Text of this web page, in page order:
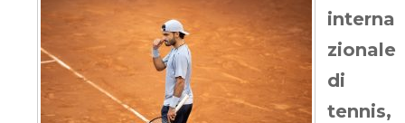
interna
zionale
di
tennis,